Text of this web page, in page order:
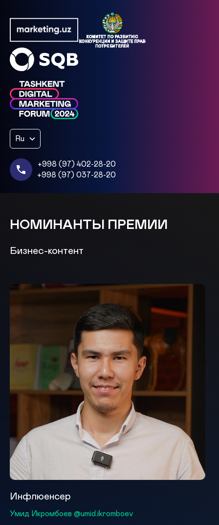
Ru
+998 (97) 402-28-20
+998 (97) 037-28-20
НОМИНАНТЫ ПРЕМИИ
Бизнес-контент
Инфлюенсер
Умид Икромбоев @umid.ikromboev